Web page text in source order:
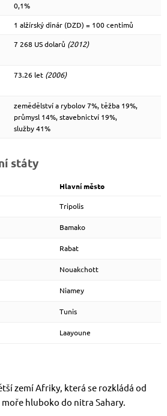
0,1%
1 alžírský dinár (DZD) = 100 centimů
7 268 US dolarů (2012)
73.26 let (2006)
zemědělství a rybolov 7%, těžba 19%,
průmysl 14%, stavebnictví 19%,
služby 41%
státy
Hlavní město
Tripolis
Bamako
Rabat
Nouakchott
Niamey
Tunis
Laayoune
zemí Afriky, která se rozkládá od
hluboko do nitra Sahary.